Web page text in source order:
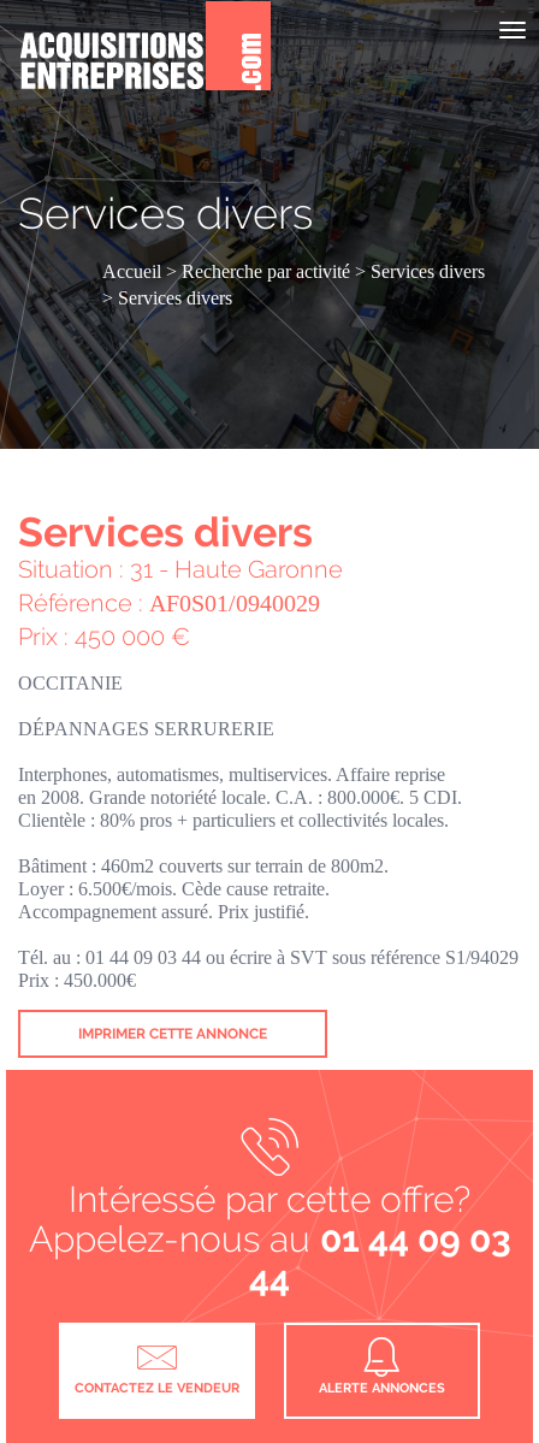
le
Services divers
Accueil Recherche par activité
Services divers
Services divers
Services divers
Situation : 31 - Haute Garonne
Référence : AF0S01/0940029
Prix : 450 000 €
OCCITANIE
DÉPANNAGES SERRURERIE
Interphones, automatismes, multiservices. Affaire reprise
en 2008. Grande notoriété locale. C.A. : 800.000€. 5 CDI.
Clientèle : 80% pros + particuliers et collectivités locales.
Bâtiment : 460m2 couverts sur terrain de 800m2.
Loyer : 6.500€/mois. Cède cause retraite.
Accompagnement assuré. Prix justifié.
Tél. au : 01 44 09 03 44 ou écrire à SVT sous référence S1/94029
Prix : 450.000€
IMPRIMER CETTE ANNONCE
Intéressé par cette offre?
Appelez-nous au01 44 09 03
44
CONTACTEZ LE VENDEUR ALERTE ANNONCES